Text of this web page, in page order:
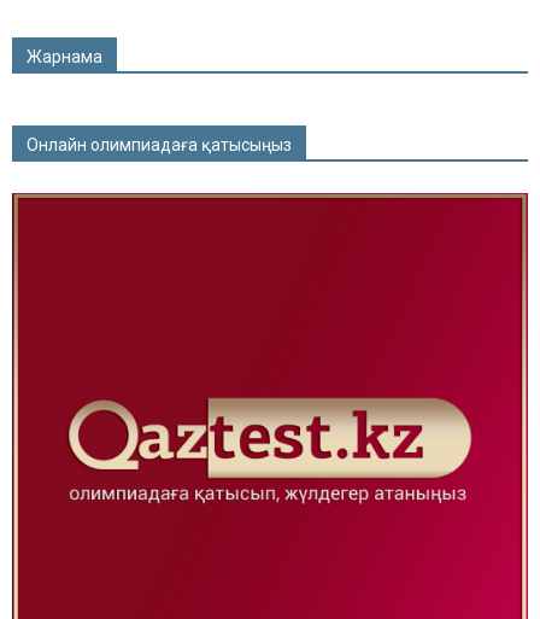
Жарнама
Онлайн олимпиадаға қатысыңыз